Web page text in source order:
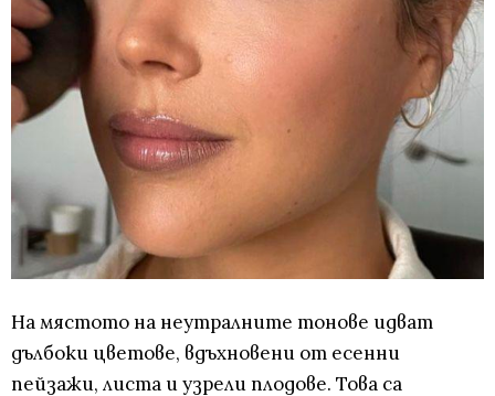
На мястото на неутралните тонове идват
дълбоки цветове, вдъхновени от есенни
пейзажи, листа и узрели плодове. Това са